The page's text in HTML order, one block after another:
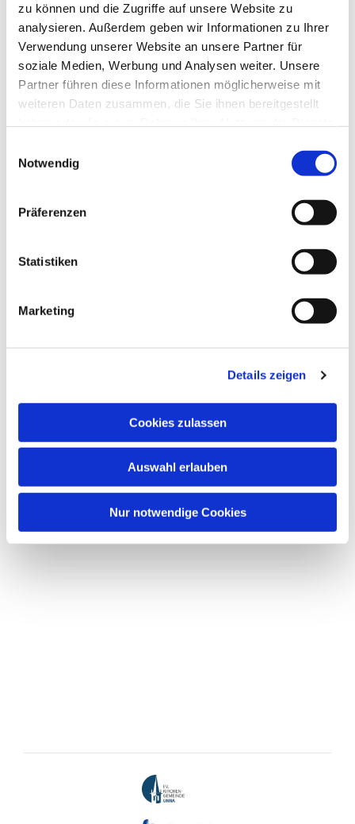
zu können und die Zugriffe auf unsere Website zu
analysieren. Außerdem geben wir Informationen zu Ihrer
Verwendung unserer Website an unsere Partner für
soziale Medien, Werbung und Analysen weiter. Unsere
Partner führen diese Informationen möglicherweise mit
weiteren Daten zusammen, die Sie ihnen bereitgestellt
Notwendig
Präferenzen
Statistiken
Marketing
Details zeigen
Cookies zulassen
Auswahl erlauben
Nur notwendige Cookies